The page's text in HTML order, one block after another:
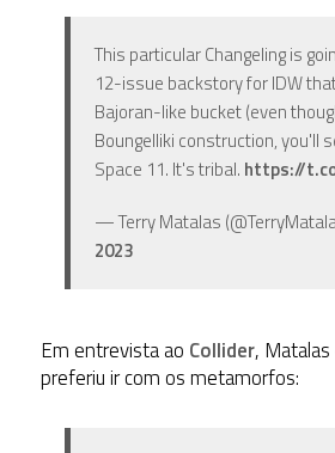
This particular Changeling is
12-issue backstory for IDW
Bajoran-like bucket (even
Boungelliki construction, you'll
Space 11. It's tribal. https://
— Terry Matalas
2023
Em entrevista ao Collider,
preferiu ir com os metamorfos: